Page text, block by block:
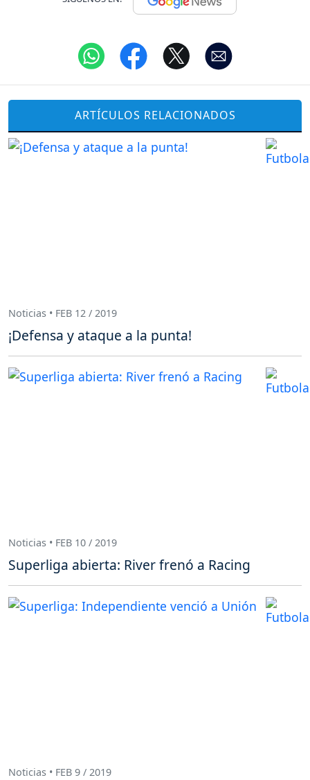
ARTÍCULOS RELACIONADOS
Noticias • FEB 12 / 2019
¡Defensa y ataque a la punta!
Noticias • FEB 10 / 2019
Superliga abierta: River frenó a Racing
Noticias • FEB 9 / 2019